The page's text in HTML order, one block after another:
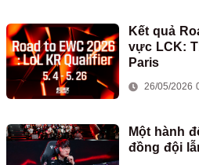
Kết quả
vực LCK:
Paris
26/05/2026
Một hành
đồng đội